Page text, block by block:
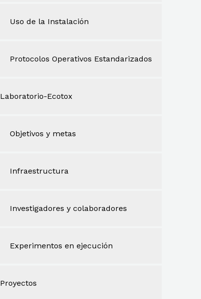
Uso de la Instalación
Protocolos Operativos Estandarizados
Laboratorio-Ecotox
Objetivos y metas
Infraestructura
Investigadores y colaboradores
Experimentos en ejecución
Proyectos